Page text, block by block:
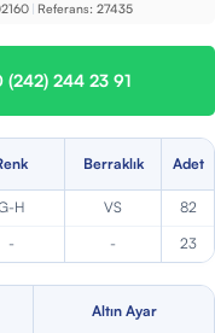
| Referans: 27435
244 23 91
Berraklık Adet
H VS
82
- - 23
Altın Ayar